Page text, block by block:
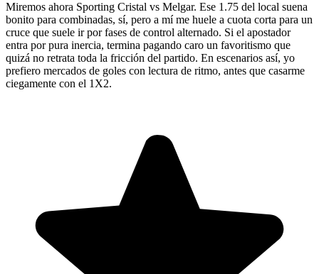
Miremos ahora Sporting Cristal vs Melgar. Ese 1.75 del local suena
bonito para combinadas, sí, pero a mí me huele a cuota corta para un
cruce que suele ir por fases de control alternado. Si el apostador
entra por pura inercia, termina pagando caro un favoritismo que
quizá no retrata toda la fricción del partido. En escenarios así, yo
prefiero mercados de goles con lectura de ritmo, antes que casarme
ciegamente con el 1X2.